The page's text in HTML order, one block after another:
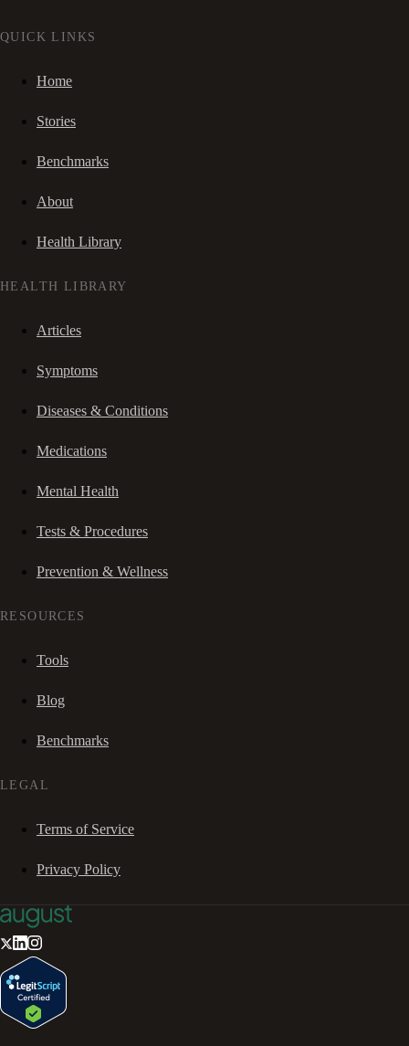
QUICK LINKS
Home
Stories
Benchmarks
About
Health Library
HEALTH LIBRARY
Articles
Symptoms
Diseases & Conditions
Medications
Mental Health
Tests & Procedures
Prevention & Wellness
RESOURCES
Tools
Blog
Benchmarks
LEGAL
Terms of Service
Privacy Policy